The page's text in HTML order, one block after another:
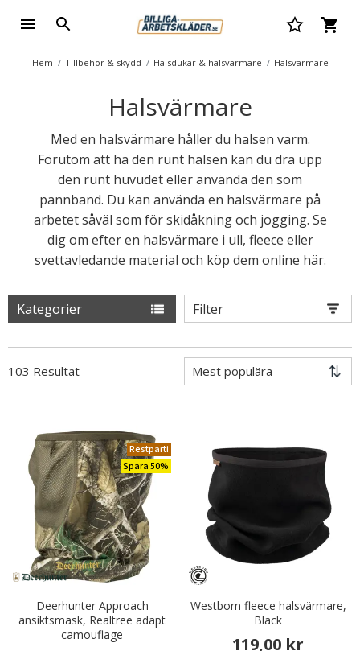
Hem Tillbehör & skydd Halsdukar & halsvärmare Halsvärmare
Halsvärmare
Med en halsvärmare håller du halsen varm.
Förutom att ha den runt halsen kan du dra upp
den runt huvudet eller använda den som
pannband. Du kan använda en halsvärmare på
arbetet såväl som för skidåkning och jogging. Se
dig om efter en halsvärmare i ull, fleece eller
svettavledande material och köp dem online här.
Kategorier Filter
103 Resultat
Restparti
Spara 50%
Deerhunter Approach
ansiktsmask, Realtree adapt
camouflage
Westborn fleece halsvärmare,
Black
119,00 kr